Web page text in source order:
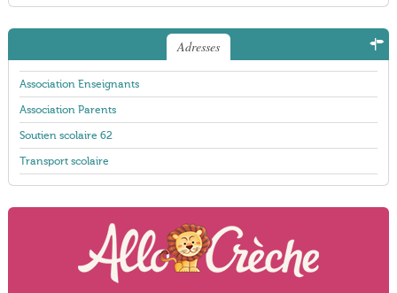
Adresses
Association Enseignants
Association Parents
Soutien scolaire 62
Transport scolaire